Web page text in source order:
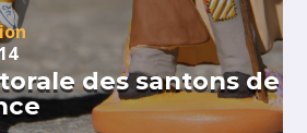
des santons de